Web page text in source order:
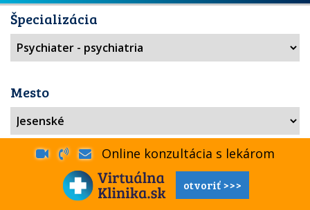
Špecializácia
Mesto
Online konzultácia s lekárom
otvoriť >>>